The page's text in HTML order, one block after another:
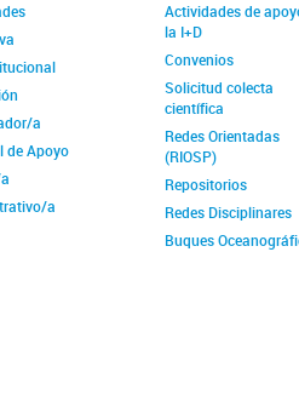
a
de Apoyo
a
Actividades de
la I+D
Convenios
Solicitud colecta
científica
Redes Orientadas
(RIOSP)
Repositorios
Redes Disciplinares
Buques